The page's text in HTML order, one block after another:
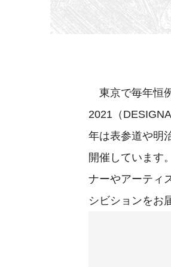
東京で毎年恒
2021（
年は表参道や明
開催しています
ナーやアーティ
シビションをお